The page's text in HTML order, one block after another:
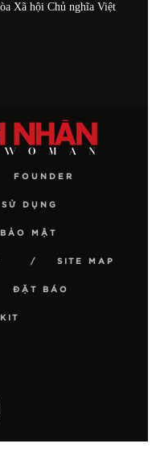
Xã hội Chủ nghĩa Việt
FOUNDER
DỤNG
MẬT
SITE MAP
ĐẶT BÁO